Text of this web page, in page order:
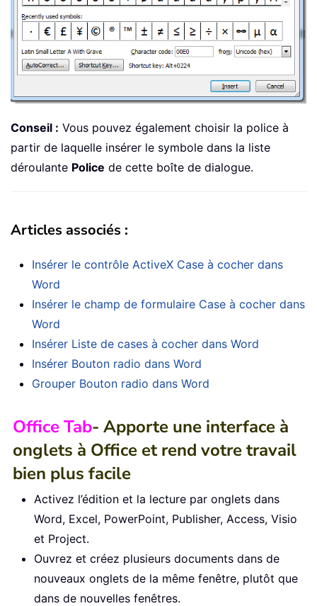
Conseil : Vous pouvez également choisir la police à
partir de laquelle insérer le symbole dans la liste
déroulante Police de cette boîte de dialogue.
Articles associés :
Insérer le contrôle ActiveX Case à cocher dans
Word
Insérer le champ de formulaire Case à cocher dans
Word
Insérer Liste de cases à cocher dans Word
Insérer Bouton radio dans Word
Grouper Bouton radio dans Word
Office Tab- Apporte une interface à
onglets à Office et rend votre travail
bien plus facile
Activez l’édition et la lecture par onglets dans
Word, Excel, PowerPoint, Publisher, Access, Visio
et Project.
Ouvrez et créez plusieurs documents dans de
nouveaux onglets de la même fenêtre, plutôt que
dans de nouvelles fenêtres.